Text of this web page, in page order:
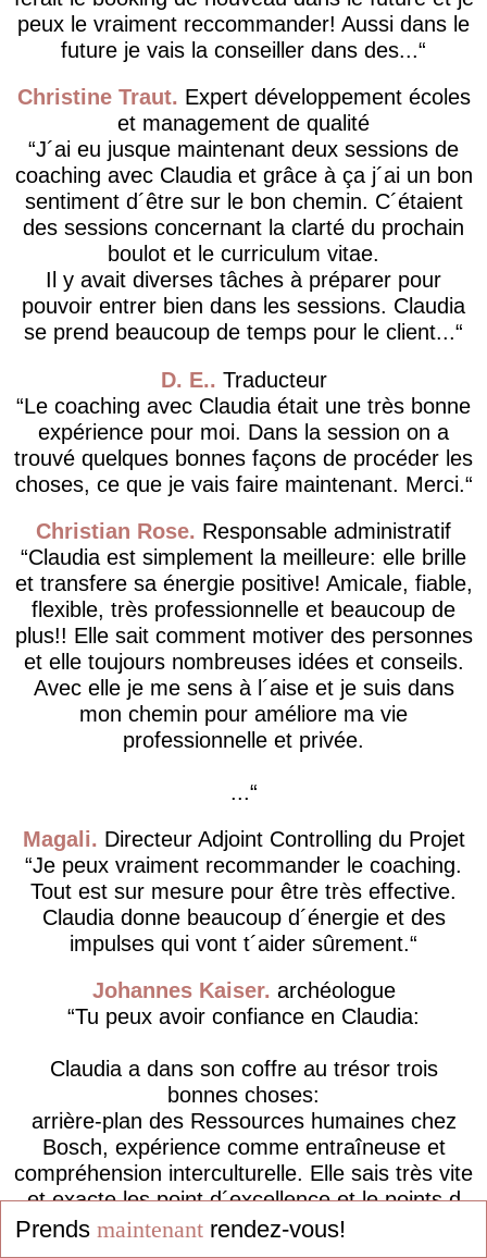
peux le vraiment reccommander! Aussi dans le
future je vais la conseiller dans des...
Christine Traut
Expert développement écoles
et management de qualité
J´ai eu jusque maintenant deux sessions de
coaching avec Claudia et grâce à ça j´ai un bon
sentiment d´être sur le bon chemin. C´étaient
des sessions concernant la clarté du prochain
boulot et le curriculum vitae.
Il y avait diverses tâches à préparer pour
pouvoir entrer bien dans les sessions. Claudia
se prend beaucoup de temps pour le client...
D. E. Traducteur
Le coaching avec Claudia était une très bonne
expérience pour moi. Dans la session on a
trouvé quelques bonnes façons de procéder les
choses, ce que je vais faire maintenant. Merci.
Christian Rose Responsable administratif
Claudia est simplement la meilleure: elle brille
et transfere sa énergie positive! Amicale, fiable,
flexible, très professionnelle et beaucoup de
plus!! Elle sait comment motiver des personnes
et elle toujours nombreuses idées et conseils.
Avec elle je me sens à l´aise et je suis dans
mon chemin pour améliore ma vie
professionnelle et privée.
...
Magali
Directeur Adjoint Controlling du Projet
Je peux vraiment recommander le coaching.
Tout est sur mesure pour être très effective.
Claudia donne beaucoup d´énergie et des
impulses qui vont t´aider sûrement.
Johannes Kaiser archéologue
Tu peux avoir confiance en Claudia:
Claudia a dans son coffre au trésor trois
bonnes choses:
arrière-plan des Ressources humaines chez
Bosch, expérience comme entraîneuse et
compréhension interculturelle. Elle sais très vite
et exacte les point d´excellence et le points d
´améliorations des clients et avec ces trois
bonnes choses elle le...
Prends maintenantrendez-vous!